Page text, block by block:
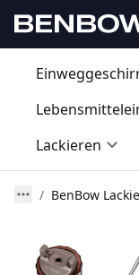
Lackieren
BenBow